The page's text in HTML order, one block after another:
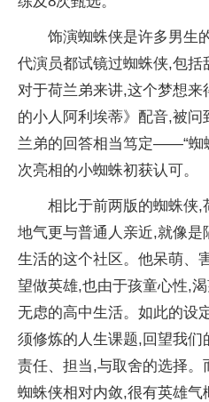
饰演蜘蛛侠是许多男生
代演员都试镜过蜘蛛侠,包括
对于荷兰弟来讲,这个梦想
的小人阿利埃蒂》配音,被
兰弟的回答相当笃定——“蜘
次亮相的小蜘蛛初获认可。
相比于前两版的蜘蛛侠
地气更与普通人亲近,就像
生活的这个社区。他呆萌、
望做英雄,也由于孩童心性,
无虑的高中生活。如此的设
须修炼的人生课题,回望我
责任、担当,与取舍的选择。
蜘蛛侠相对内敛,很有英雄